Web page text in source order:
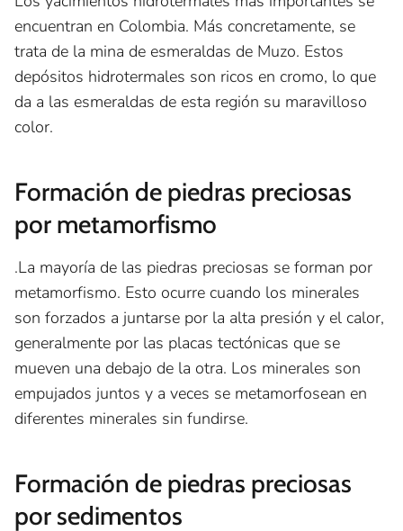
encuentran en Colombia. Más concretamente, se
trata de la mina de esmeraldas de Muzo. Estos
depósitos hidrotermales son ricos en cromo, lo que
da a las esmeraldas de esta región su maravilloso
color.
Formación de piedras preciosas
por metamorfismo
.La mayoría de las piedras preciosas se forman por
metamorfismo. Esto ocurre cuando los minerales
son forzados a juntarse por la alta presión y el calor,
generalmente por las placas tectónicas que se
mueven una debajo de la otra. Los minerales son
empujados juntos y a veces se metamorfosean en
diferentes minerales sin fundirse.
Formación de piedras preciosas
por sedimentos